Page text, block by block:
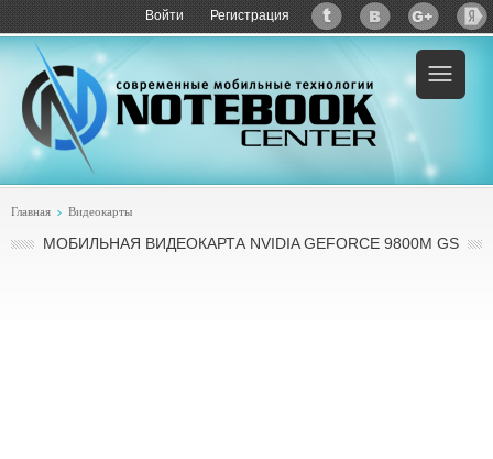
Войти Регистрация
Главная Видеокарты
МОБИЛЬНАЯ ВИДЕОКАРТА NVIDIA GEFORCE 9800M GS